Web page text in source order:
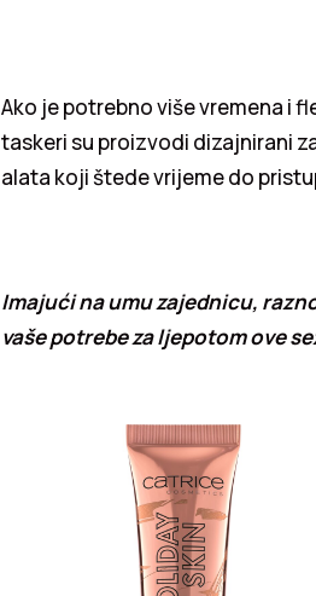
Ako je potrebno više vremena i
taskeri su proizvodi dizajnirani
alata koji štede vrijeme do
Imajući na umu zajednicu,
vaše potrebe za ljepotom ove